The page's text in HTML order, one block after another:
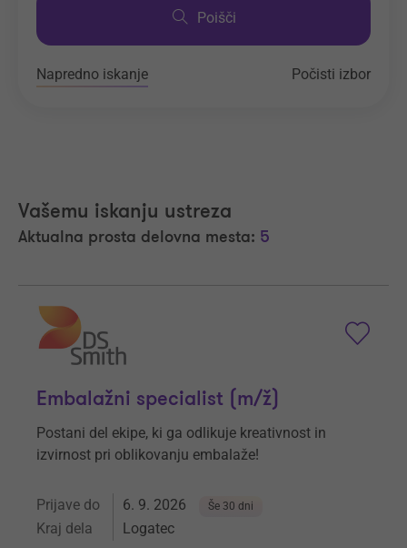
Poišči
Napredno iskanje Počisti izbor
Vašemu iskanju ustreza
Aktualna prosta delovna mesta: 5
Embalažni specialist (m/ž)
Postani del ekipe, ki ga odlikuje kreativnost in
izvirnost pri oblikovanju embalaže!
Prijave do 6. 9. 2026 Še 30 dni
Kraj dela Logatec